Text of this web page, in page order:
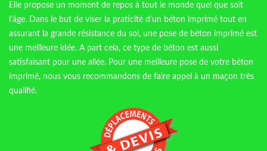
Elle propose un moment de repos à tout le monde quel que soit
l’âge. Dans le but de viser la praticité d’un béton imprimé tout en
assurant la grande résistance du sol, une pose de béton imprimé est
une meilleure idée. A part cela, ce type de béton est aussi
satisfaisant pour une allée. Pour une meilleure pose de votre béton
imprimé, nous vous recommandons de faire appel à un maçon très
qualifié.